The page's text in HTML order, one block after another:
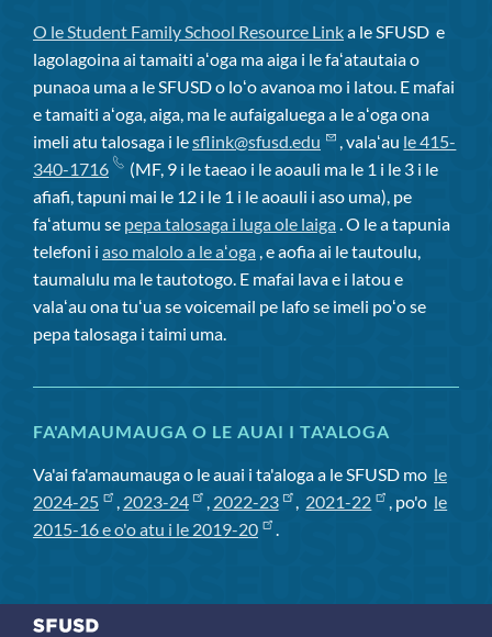
O le Student Family School Resource Linka le SFUSD e
lagolagoina ai tamaiti aʻoga ma aiga i le faʻatautaia o
punaoa uma a le SFUSD o loʻo avanoa mo i latou. E mafai
e tamaiti aʻoga, aiga, ma le aufaigaluega a le aʻoga ona
imeli atu talosaga i lesflink@sfusd.edu , valaʻau le 415-
340-1716
(MF, 9 i le taeao i le aoauli ma le 1 i le 3 i le
afiafi, tapuni mai le 12 i le 1 i le aoauli i aso uma), pe
faʻatumu se pepa talosaga i luga ole laiga. O le a tapunia
telefoni i aso malolo a le aʻoga , e aofia ai le tautoulu,
taumalulu ma le tautotogo. E mafai lava e i latou e
valaʻau ona tuʻua se voicemail pe lafo se imeli poʻo se
pepa talosaga i taimi uma.
FA'AMAUMAUGA O LE AUAI I TA'ALOGA
Va'ai fa'amaumauga o le auai i ta'aloga a le SFUSD mo le
2024-25
, 2023-24 , 2022-23 , 2021-22 , po'o le
2015-16 e o'o atu i le 2019-20
.